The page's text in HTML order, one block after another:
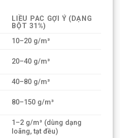
LIỀU PAC GỢI Ý (DẠNG
BỘT 31%)
10–20 g/m³
20–40 g/m³
40–80 g/m³
80–150 g/m³
1–2 g/m³ (dùng dạng
loãng, tạt đều)